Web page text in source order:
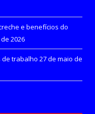
e benefícios do
2026
de trabalho 27 de maio de